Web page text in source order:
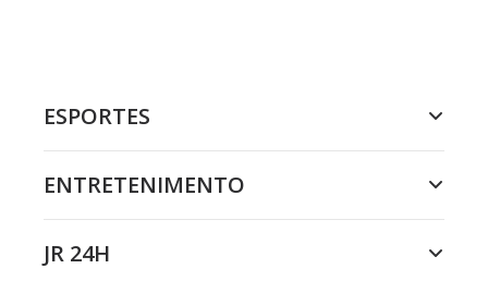
ESPORTES
ENTRETENIMENTO
JR 24H